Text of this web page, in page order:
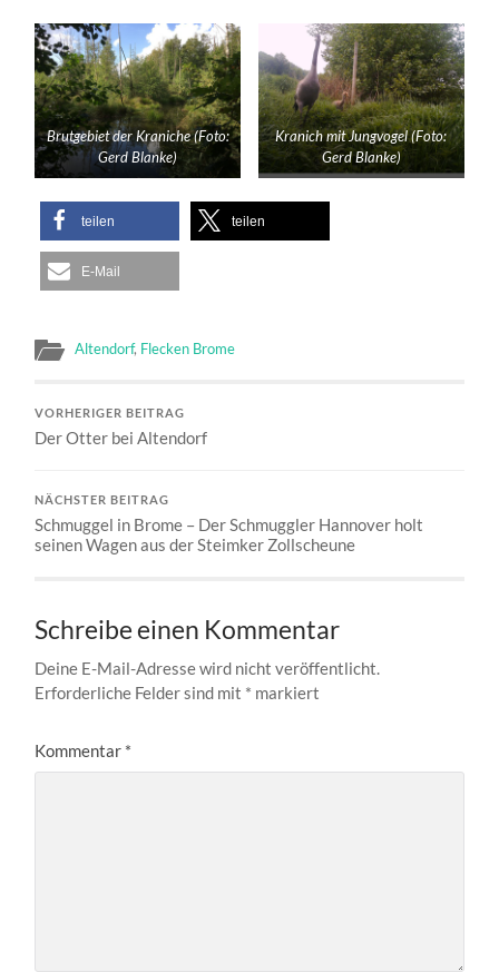
Brutgebiet der Kraniche (Foto:
Gerd Blanke)
Kranich mit Jungvogel (Foto:
Gerd Blanke)
teilen teilen
E-Mail
Altendorf, Flecken Brome
VORHERIGER BEITRAG
Der Otter bei Altendorf
NÄCHSTER BEITRAG
Schmuggel in Brome – Der Schmuggler Hannover holt
seinen Wagen aus der Steimker Zollscheune
Schreibe einen Kommentar
Deine E-Mail-Adresse wird nicht veröffentlicht.
Erforderliche Felder sind mit * markiert
Kommentar *